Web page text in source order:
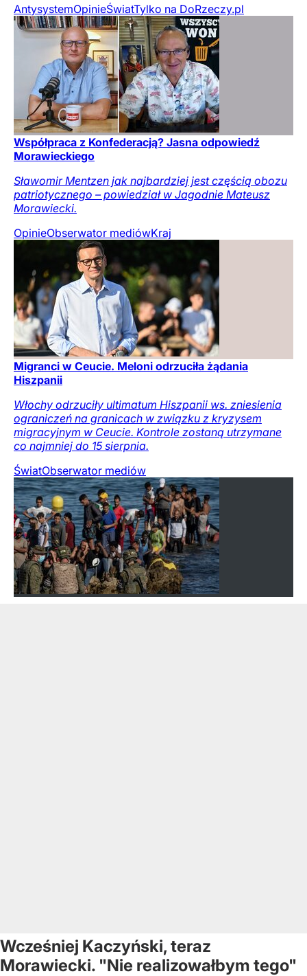
AntysystemOpinieŚwiatTylko na DoRzeczy.pl
Współpraca z Konfederacją? Jasna odpowiedź
Morawieckiego
Sławomir Mentzen jak najbardziej jest częścią obozu
patriotycznego – powiedział w Jagodnie Mateusz
Morawiecki.
OpinieObserwator mediówKraj
Migranci w Ceucie. Meloni odrzuciła żądania
Hiszpanii
Włochy odrzuciły ultimatum Hiszpanii ws. zniesienia
ograniczeń na granicach w związku z kryzysem
migracyjnym w Ceucie. Kontrole zostaną utrzymane
co najmniej do 15 sierpnia.
ŚwiatObserwator mediów
Wcześniej Kaczyński, teraz
Morawiecki. "Nie realizowałbym tego"